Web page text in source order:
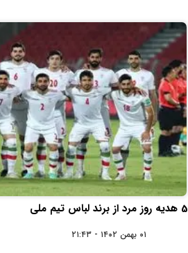
5 هدیه روز مرد از برند لباس تیم ملی
۰۱ بهمن ۱۴۰۲ - ۲۱:۴۳